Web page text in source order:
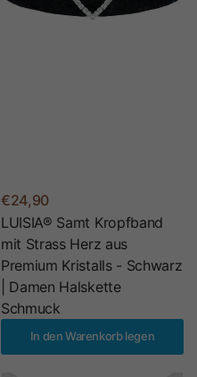
€24,90
LUISIA® Samt Kropfband
mit Strass Herz aus
Premium Kristalls - Schwarz
| Damen Halskette
Schmuck
In den Warenkorb legen